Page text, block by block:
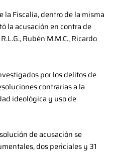
Fiscalía, dentro de la misma
la acusación en contra de
Rubén M.M.C., Ricardo
por los delitos de
contrarias a la
ideológica y uso de
de acusación se
dos periciales y 31